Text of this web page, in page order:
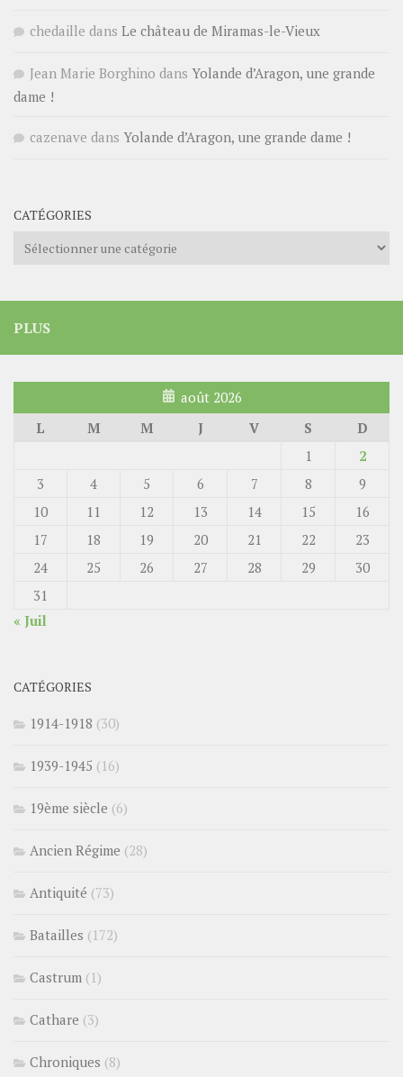
chedaille dans Le château de Miramas-le-Vieux
Jean Marie Borghino dans Yolande d’Aragon, une grande
dame !
cazenave dans Yolande d’Aragon, une grande dame !
CATÉGORIES
Catégories
PLUS
août 2026
L
M M J V S
D
1
2
3
4 5 6 7 8
9
10
11 12 13 14 15
16
17
18 19 20 21 22
23
24
25 26 27 28 29
30
31
« Juil
CATÉGORIES
1914-1918 (30)
1939-1945 (16)
19ème siècle (6)
Ancien Régime (28)
Antiquité (73)
Batailles (172)
Castrum (1)
Cathare (3)
Chroniques (8)